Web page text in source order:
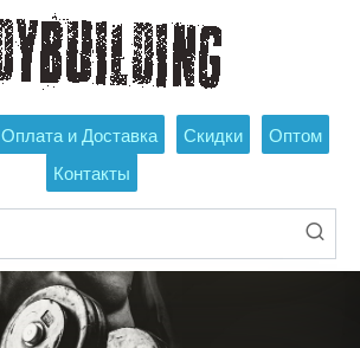
Оплата и Доставка Скидки
Оптом
Контакты